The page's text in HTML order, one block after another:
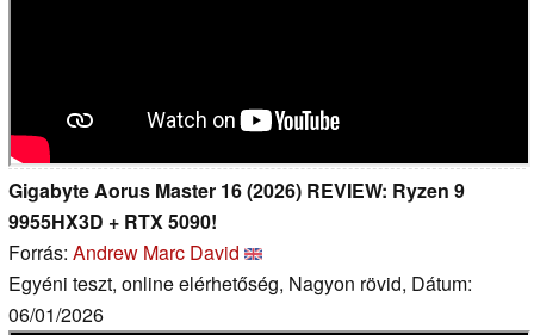
Gigabyte Aorus Master 16 (2026) REVIEW: Ryzen 9
9955HX3D + RTX 5090!
Forrás: Andrew Marc David
Egyéni teszt, online elérhetőség, Nagyon rövid, Dátum:
06/01/2026